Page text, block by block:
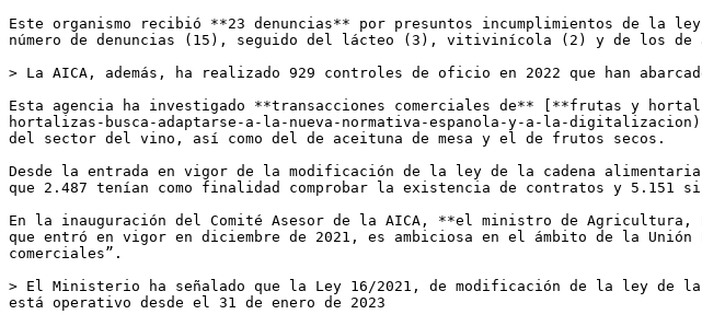
Este organismo recibió **23 denuncias** por presuntos incumplimientos de
número de denuncias (15), seguido del lácteo (3), vitivinícola (2) y de los de
> La AICA, además, ha realizado 929 controles de oficio en 2022 que han
Esta agencia ha investigado **transacciones comerciales de** [**frutas y
hortalizas-busca-adaptarse-a-la-nueva-normativa-espanola-y-a-la-
del sector del vino, así como del de aceituna de mesa y el de frutos secos.
Desde la entrada en vigor de la modificación de la ley de la cadena
que 2.487 tenían como finalidad comprobar la existencia de contratos y 5.151
En la inauguración del Comité Asesor de la AICA, **el ministro de
que entró en vigor en diciembre de 2021, es ambiciosa en el ámbito de la
comerciales”.
> El Ministerio ha señalado que la Ley 16/2021, de modificación de la ley
está operativo desde el 31 de enero de 2023